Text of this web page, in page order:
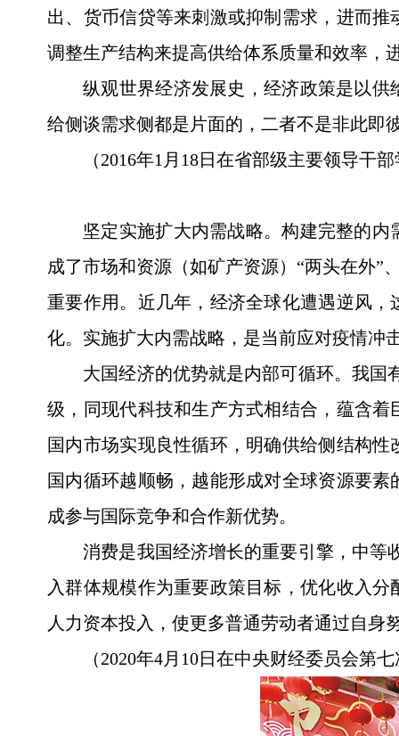
出、货币信贷等来刺激或抑制需求，进而
调整生产结构来提高供给体系质量和效率，
纵观世界经济发展史，经济政策是以
给侧谈需求侧都是片面的，二者不是非此即
（2016年1月18日在省部级主要领导干
坚定实施扩大内需战略。构建完整的
成了市场和资源（如矿产资源）“两头在外”
重要作用。近几年，经济全球化遭遇逆风
化。实施扩大内需战略，是当前应对疫情冲
大国经济的优势就是内部可循环。我国
级，同现代科技和生产方式相结合，蕴含
国内市场实现良性循环，明确供给侧结构
国内循环越顺畅，越能形成对全球资源要
成参与国际竞争和合作新优势。
消费是我国经济增长的重要引擎，中等
入群体规模作为重要政策目标，优化收入
人力资本投入，使更多普通劳动者通过自身
（2020年4月10日在中央财经委员会第